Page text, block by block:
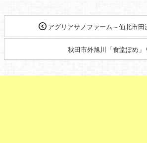
アグリアサノファーム～仙北市田
秋田市外旭川「食堂ぽめ」